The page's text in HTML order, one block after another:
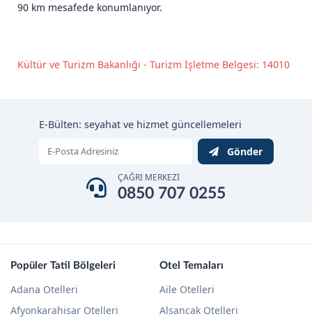
90 km mesafede konumlanıyor.
Kültür ve Turizm Bakanlığı - Turizm İşletme Belgesi: 14010
E-Bülten: seyahat ve hizmet güncellemeleri
Gönder
ÇAĞRI MERKEZİ
0850 707 0255
Popüler Tatil Bölgeleri
Adana Otelleri
Afyonkarahisar Otelleri
Otel Temaları
Aile Otelleri
Alsancak Otelleri